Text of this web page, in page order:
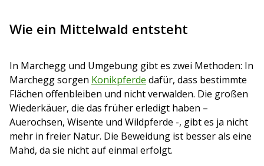
Wie ein Mittelwald entsteht
In Marchegg und Umgebung gibt es zwei Methoden: In
Marchegg sorgen Konikpferde dafür, dass bestimmte
Flächen offenbleiben und nicht verwalden. Die großen
Wiederkäuer, die das früher erledigt haben –
Auerochsen, Wisente und Wildpferde -, gibt es ja nicht
mehr in freier Natur. Die Beweidung ist besser als eine
Mahd, da sie nicht auf einmal erfolgt.